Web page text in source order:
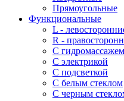
Прямоугольные
Функциональные
L -
R -
С гидромассажем
С электрикой
С подсветкой
С белым стеклом
С черным